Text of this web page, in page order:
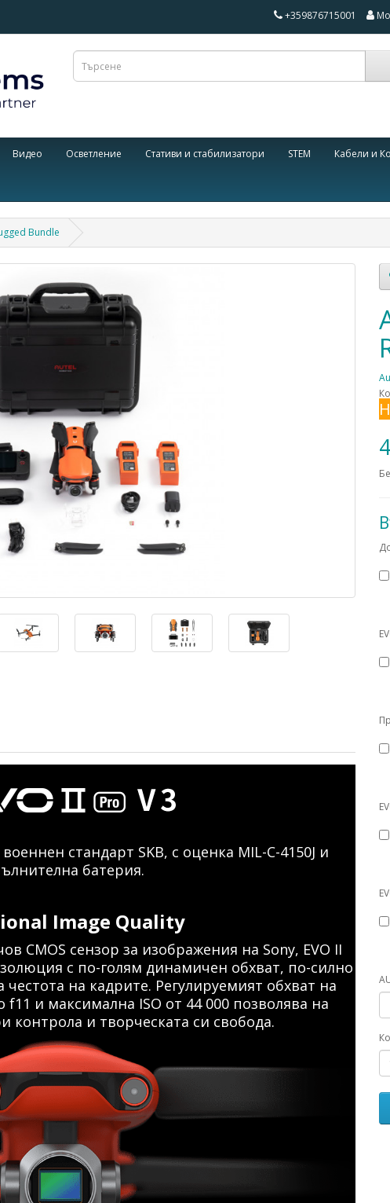
+359876715001
Видео Осветление Стативи и стабилизатори STEM Кабели и
Bundle
стандарт SKB, с оценка MIL-C-4150J и
батерия.
Image Quality
CMOS сензор за изображения на Sony, EVO II
с по-голям динамичен обхват, по-силно
на кадрите. Регулируемият обхват на
f11 и максимална ISO от 44 000 позволява на
контрола и творческата си свобода.